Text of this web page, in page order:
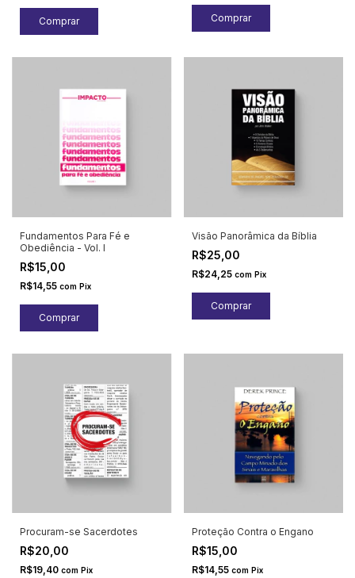
Fundamentos Para Fé e
Obediência - Vol. I
R$15,00
R$14,55 com Pix
Visão Panorâmica da Bíblia
R$25,00
R$24,25 com Pix
Procuram-se Sacerdotes
R$20,00
R$19,40 com Pix
Proteção Contra o Engano
R$15,00
R$14,55 com Pix